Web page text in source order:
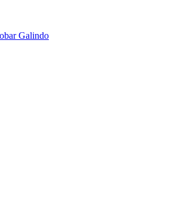
Galindo